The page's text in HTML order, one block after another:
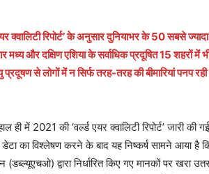
क्वालिटी रिपोर्ट’ के अनुसार दुनियाभर के 50 सबसे
और दक्षिण एशिया के सर्वाधिक प्रदूषित 15 शहरों में
से लोगों में न सिर्फ तरह-तरह की बीमारियां पनप
ही में 2021 की ‘वर्ल्ड एयर क्वालिटी रिपोर्ट’ जारी
का विश्लेषण करने के बाद यह निष्कर्ष सामने आया है
(डब्ल्यूएचओ) द्वारा निर्धारित किए गए मानकों पर खरा